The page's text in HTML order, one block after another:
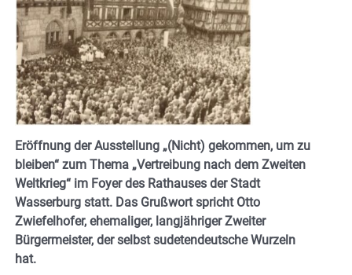
Eröffnung der Ausstellung „(Nicht) gekommen, um zu
bleiben“ zum Thema „Vertreibung nach dem Zweiten
Weltkrieg“ im Foyer des Rathauses der Stadt
Wasserburg statt. Das Grußwort spricht Otto
Zwiefelhofer, ehemaliger, langjähriger Zweiter
Bürgermeister, der selbst sudetendeutsche Wurzeln
hat.